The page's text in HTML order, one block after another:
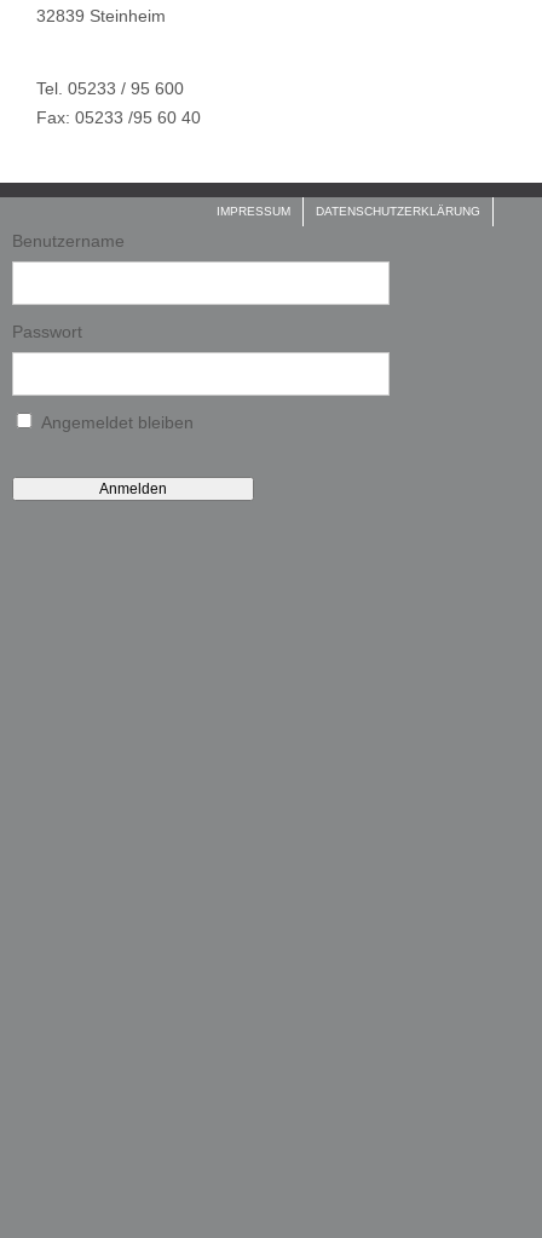
32839 Steinheim
Tel. 05233 / 95 600
Fax: 05233 /95 60 40
überspringen
IMPRESSUM DATENSCHUTZERKLÄRUNG
Benutzername
Passwort
Angemeldet bleiben
Anmelden